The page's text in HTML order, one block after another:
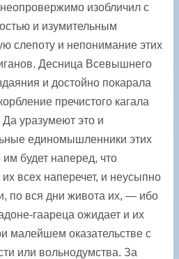
изобличил с
и изумительным
слепоту и непонимание этих
Десница Всевышнего
и достойно покарала
пречистого кагала
Да уразумеют это и
единомышленники этих
будет наперед, что
их всех наперечет, и неусыпно
по вся дни живота их, — ибо
гаареца ожидает и их
малейшем оказательстве с
или вольнодумства. За